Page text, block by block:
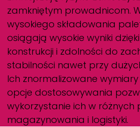
zamkniętym prowadnicom.
wysokiego składowania
osiągają wysokie wyniki
konstrukcji i zdolności do
stabilności nawet przy
Ich znormalizowane
opcje dostosowywania
wykorzystanie ich w różnych
magazynowania i logistyki.